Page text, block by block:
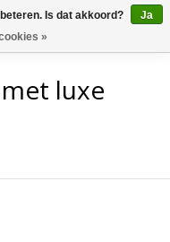
luxe
Is dat akkoord?
Ja
»